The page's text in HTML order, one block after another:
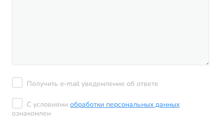
Получить e-mail уведомление об ответе
С условиями обработки персональных данных
ознакомлен